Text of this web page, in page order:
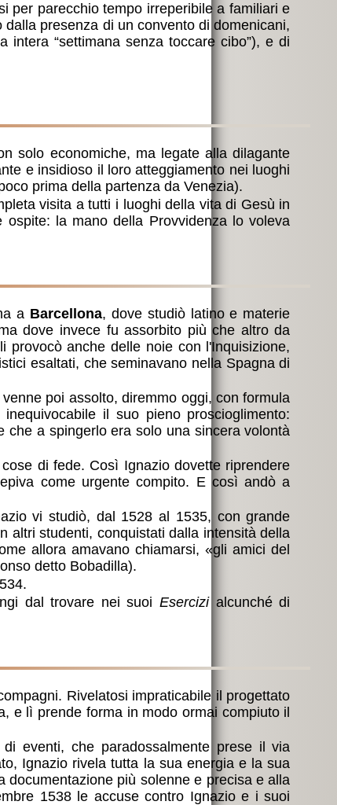
per parecchio tempo irreperibile a familiari e
dalla presenza di un convento di domenicani,
“settimana senza toccare cibo”), e di
solo economiche, ma legate alla dilagante
e insidioso il loro atteggiamento nei luoghi
prima della partenza da Venezia).
visita a tutti i luoghi della vita di Gesù in
la mano della Provvidenza lo voleva
a Barcellona, dove studiò latino e materie
dove invece fu assorbito più che altro da
provocò anche delle noie con l'Inquisizione,
esaltati, che seminavano nella Spagna di
poi assolto, diremmo oggi, con formula
il suo pieno proscioglimento:
che a spingerlo era solo una sincera volontà
di fede. Così Ignazio dovette riprendere
come urgente compito. E così andò a
altri studenti, conquistati dalla intensità della
allora amavano chiamarsi, «gli amici del
detto Bobadilla).
dal trovare nei suoiEsercizialcunché di
Rivelatosi impraticabile il progettato
e lì prende forma in modo ormai compiuto il
eventi, che paradossalmente prese il via
Ignazio rivela tutta la sua energia e la sua
più solenne e precisa e alla
1538 le accuse contro Ignazio e i suoi